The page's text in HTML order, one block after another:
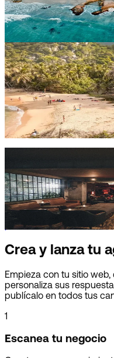
vuelve a conectar con
Leer la historia del cliente
The Dreamer
Servicio de primera
al mes
En cuatro destinos
de los mensajes y el
atención personal.
De mensajes
El venue de Ciudad de
las reservas por
para enfocarse en
Crea y lanza tu
Empieza con tu sitio
personaliza sus
publícalo en todos tus
1
Escanea tu negocio